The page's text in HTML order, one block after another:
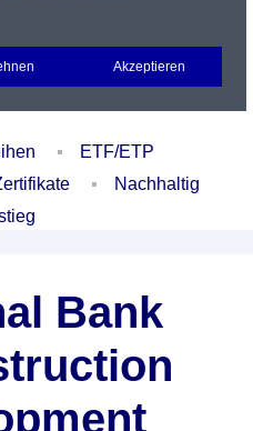
Portfolio Login
ETF/ETP
Nachhaltig
Bank
Akzeptieren